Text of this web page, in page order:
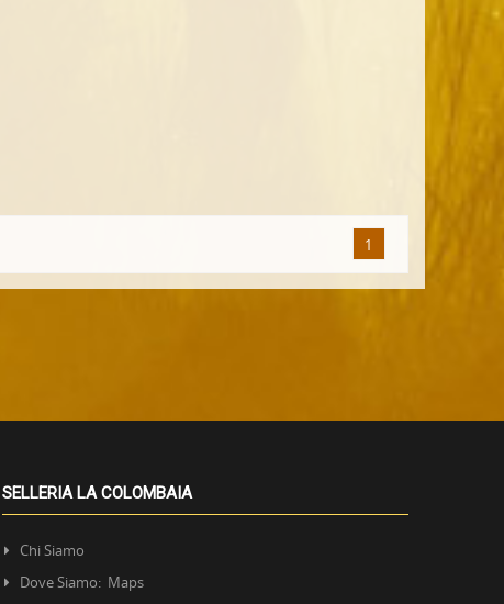
1
SELLERIA LA COLOMBAIA
Chi Siamo
Dove Siamo: Maps